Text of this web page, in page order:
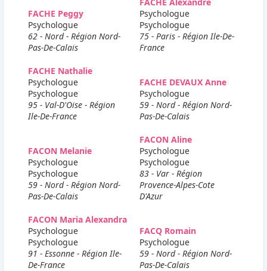
FACHE Peggy
Psychologue
62 - Nord - Région Nord-
Pas-De-Calais
Psychologue
Psychologue
75 - Paris - Région Ile-De-
France
FACHE Nathalie
Psychologue
Psychologue
95 - Val-D'Oise - Région
Ile-De-France
FACHE DEVAUX Anne
Psychologue
59 - Nord - Région Nord-
Pas-De-Calais
FACON Melanie
Psychologue
Psychologue
59 - Nord - Région Nord-
Pas-De-Calais
FACON Aline
Psychologue
Psychologue
83 - Var - Région
Provence-Alpes-Cote
D'Azur
FACON Maria Alexandra
Psychologue
Psychologue
91 - Essonne - Région Ile-
De-France
FACQ Romain
Psychologue
59 - Nord - Région Nord-
Pas-De-Calais